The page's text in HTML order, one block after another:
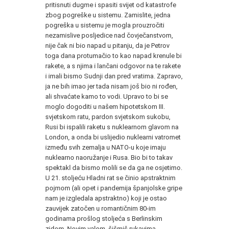
pritisnuti dugme i spasiti svijet od katastrofe
zbog pogreške u sistemu. Zamislite, jedna
pogreška u sistemu je mogla prouzročiti
nezamislive posljedice nad čovječanstvom,
nije čak ni bio napad u pitanju, da je Petrov
toga dana protumačio to kao napad krenule bi
rakete, a s njima i lančani odgovor na te rakete
i imali bismo Sudnji dan pred vratima. Zapravo,
ja ne bih imao jer tada nisam još bio ni rođen,
ali shvaćate kamo to vodi. Upravo to bi se
moglo dogoditi u našem hipotetskom III.
svjetskom ratu, pardon svjetskom sukobu,
Rusi bi ispalili raketu s nuklearnom glavom na
London, a onda bi uslijedio nuklearni vatromet
između svih zemalja u NATO-u koje imaju
nuklearno naoružanje i Rusa. Bio bi to takav
spektakl da bismo molili se da ga ne osjetimo.
U 21. stoljeću Hladni rat se činio apstraktnim
pojmom (ali opet i pandemija španjolske gripe
nam je izgledala apstraktno) koji je ostao
zauvijek zatočen u romantičnim 80-im
godinama prošlog stoljeća s Berlinskim